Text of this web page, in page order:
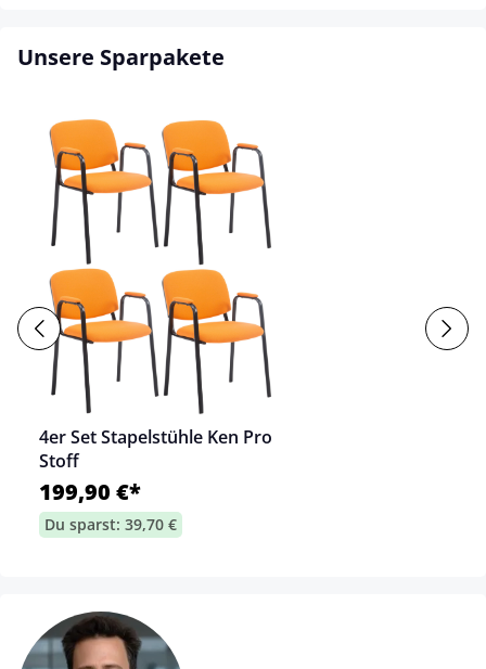
Unsere Sparpakete
4er Set Stapelstühle Ken Pro
Stoff
199,90 €*
Du sparst: 39,70 €